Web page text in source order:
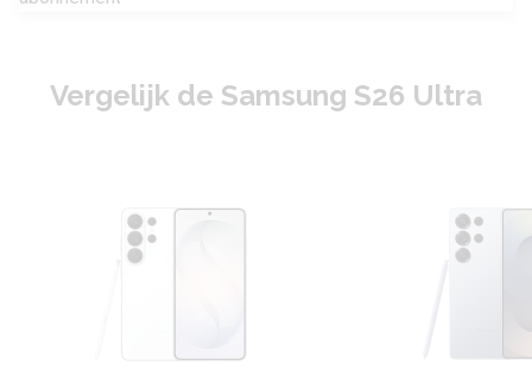
Vergelijk de Samsung S26 Ultra